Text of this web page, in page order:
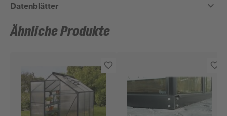
Datenblätter
Ähnliche Produkte